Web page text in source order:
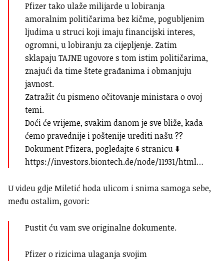
Pfizer tako ulaže milijarde u lobiranja
amoralnim političarima bez kičme, pogubljenim
ljudima u struci koji imaju financijski interes,
ogromni, u lobiranju za cijepljenje. Zatim
sklapaju TAJNE ugovore s tom istim političarima,
znajući da time štete građanima i obmanjuju
javnost.
Zatražit ću pismeno očitovanje ministara o ovoj
temi.
Doći će vrijeme, svakim danom je sve bliže, kada
ćemo pravednije i poštenije urediti našu ??
Dokument Pfizera, pogledajte 6 stranicu ⬇️
https://investors.biontech.de/node/11931/html…
U videu gdje Miletić hoda ulicom i snima samoga sebe,
među ostalim, govori:
Pustit ću vam sve originalne dokumente.
Pfizer o rizicima ulaganja svojim